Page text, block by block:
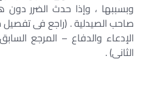
وبسببها ، وإذا حدث الضرر
صاحب الصيدلية . (راجع فى
الثانى) .